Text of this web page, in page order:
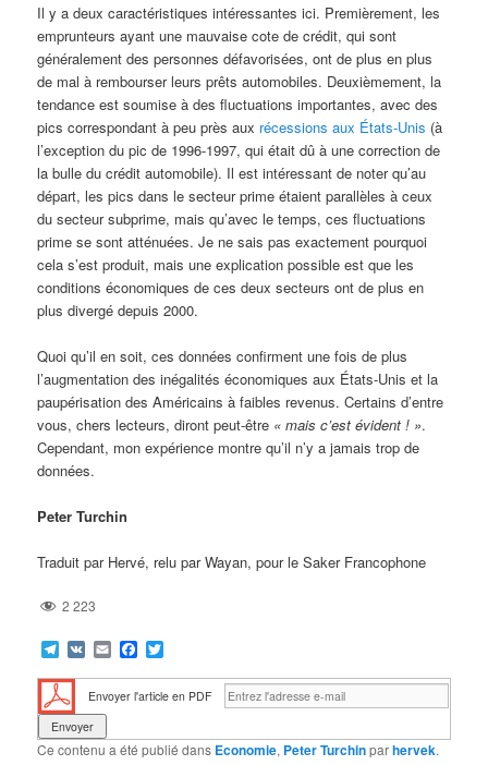
Il y a deux caractéristiques intéressantes ici. Premièrement, les
emprunteurs ayant une mauvaise cote de crédit, qui sont
généralement des personnes défavorisées, ont de plus en plus
de mal à rembourser leurs prêts automobiles. Deuxièmement, la
tendance est soumise à des fluctuations importantes, avec des
pics correspondant à peu près aux récessions aux États-Unis (à
l’exception du pic de 1996-1997, qui était dû à une correction de
la bulle du crédit automobile). Il est intéressant de noter qu’au
départ, les pics dans le secteur prime étaient parallèles à ceux
du secteur subprime, mais qu’avec le temps, ces fluctuations
prime se sont atténuées. Je ne sais pas exactement pourquoi
cela s’est produit, mais une explication possible est que les
conditions économiques de ces deux secteurs ont de plus en
plus divergé depuis 2000.
Quoi qu’il en soit, ces données confirment une fois de plus
l’augmentation des inégalités économiques aux États-Unis et la
paupérisation des Américains à faibles revenus. Certains d’entre
vous, chers lecteurs, diront peut-être « mais c’est évident ! ».
Cependant, mon expérience montre qu’il n’y a jamais trop de
données.
Peter Turchin
Traduit par Hervé, relu par Wayan, pour le Saker Francophone
2 223
Telegram
VK EmailFacebook
Envoyer l'article en PDF
Ce contenu a été publié dans Economie, Peter Turchinparhervek.